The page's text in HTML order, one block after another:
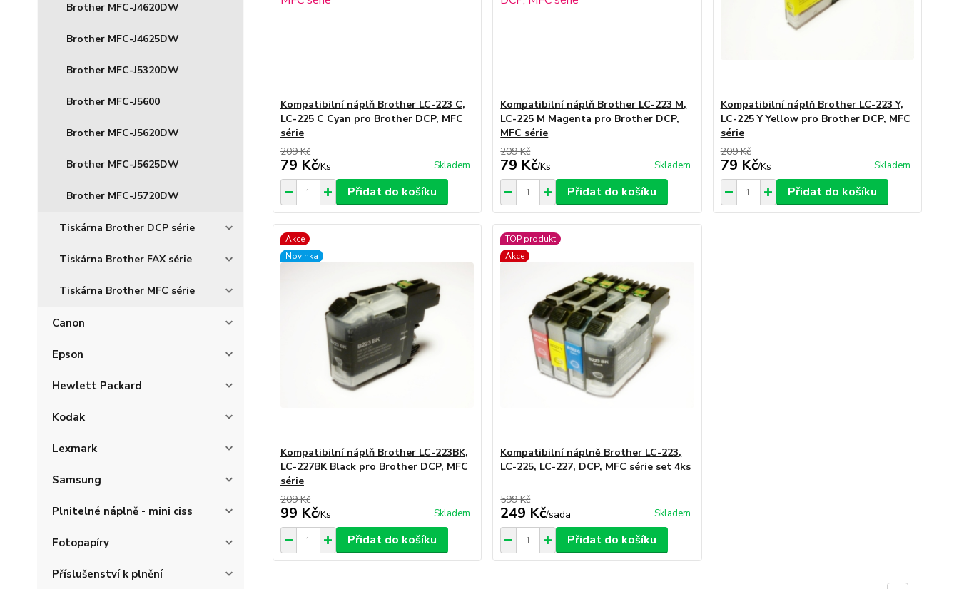
Brother MFC-J4620DW
Brother MFC-J4625DW
Brother MFC-J5320DW
Brother MFC-J5600
Brother MFC-J5620DW
Brother MFC-J5625DW
Brother MFC-J5720DW
Tiskárna Brother DCP série
Tiskárna Brother FAX série
Tiskárna Brother MFC série
Canon
Epson
Hewlett Packard
Kodak
Lexmark
Samsung
Plnitelné náplně - mini ciss
Fotopapíry
Příslušenství k plnění
Kompatibilní náplň Brother LC-223 C,
LC-225 C Cyan pro Brother DCP, MFC
série
209 Kč
79 Kč/Ks Skladem
Přidat do košíku
Kompatibilní náplň Brother LC-223 M,
LC-225 M Magenta pro Brother DCP,
MFC série
209 Kč
79 Kč/Ks Skladem
Přidat do košíku
Kompatibilní náplň Brother LC-223 Y,
LC-225 Y Yellow pro Brother DCP, MFC
série
209 Kč
79 Kč/Ks Skladem
Přidat do košíku
Akce
Novinka
Kompatibilní náplň Brother LC-223BK,
LC-227BK Black pro Brother DCP, MFC
série
209 Kč
99 Kč/Ks Skladem
Přidat do košíku
TOP produkt
Akce
Kompatibilní náplně Brother LC-223,
LC-225, LC-227, DCP, MFC série set 4ks
599 Kč
249 Kč/sada Skladem
Přidat do košíku